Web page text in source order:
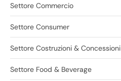
Settore Commercio
Settore Consumer
Settore Costruzioni & Concessioni
Settore Food & Beverage